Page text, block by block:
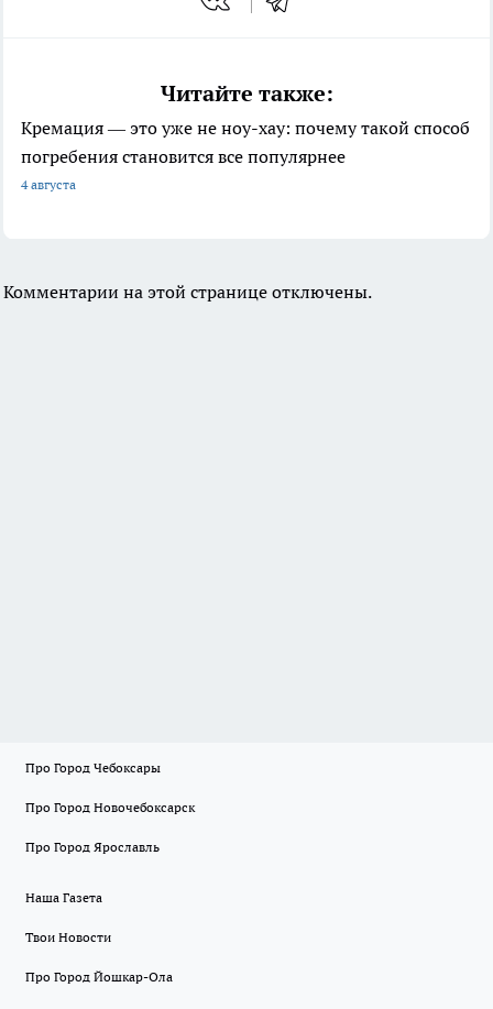
Читайте также:
Кремация — это уже не ноу-хау: почему такой способ
погребения становится все популярнее
4 августа
Комментарии на этой странице отключены.
Про Город Чебоксары
Про Город Новочебоксарск
Про Город Ярославль
Наша Газета
Твои Новости
Про Город Йошкар-Ола